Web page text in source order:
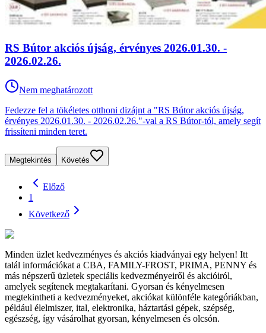
RS Bútor akciós újság, érvényes 2026.01.30. -
2026.02.26.
Nem meghatározott
Fedezze fel a tökéletes otthoni dizájnt a "RS Bútor akciós újság,
érvényes 2026.01.30. - 2026.02.26."-val a RS Bútor-tól, amely segít
frissíteni minden teret.
Megtekintés Követés
Előző
1
Következő
Minden üzlet kedvezményes és akciós kiadványai egy helyen! Itt
talál információkat a CBA, FAMILY-FROST, PRIMA, PENNY és
más népszerű üzletek speciális kedvezményeiről és akcióiról,
amelyek segítenek megtakarítani. Gyorsan és kényelmesen
megtekintheti a kedvezményeket, akciókat különféle kategóriákban,
például élelmiszer, ital, elektronika, háztartási gépek, szépség,
egészség, így vásárolhat gyorsan, kényelmesen és olcsón.